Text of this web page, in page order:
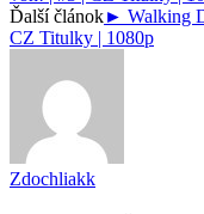
Ďalší článok► Walking
CZ Titulky | 1080p
Zdochliakk